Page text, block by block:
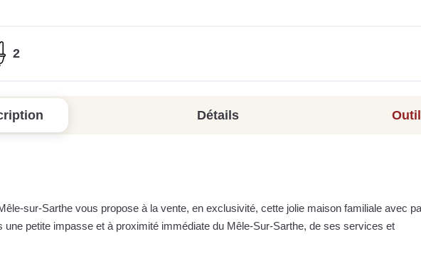
2
Détails
sur-Sarthe vous propose à la vente, en exclusivité, cette jolie maison familiale avec
une petite impasse et à proximité immédiate du Mêle-Sur-Sarthe, de ses services et